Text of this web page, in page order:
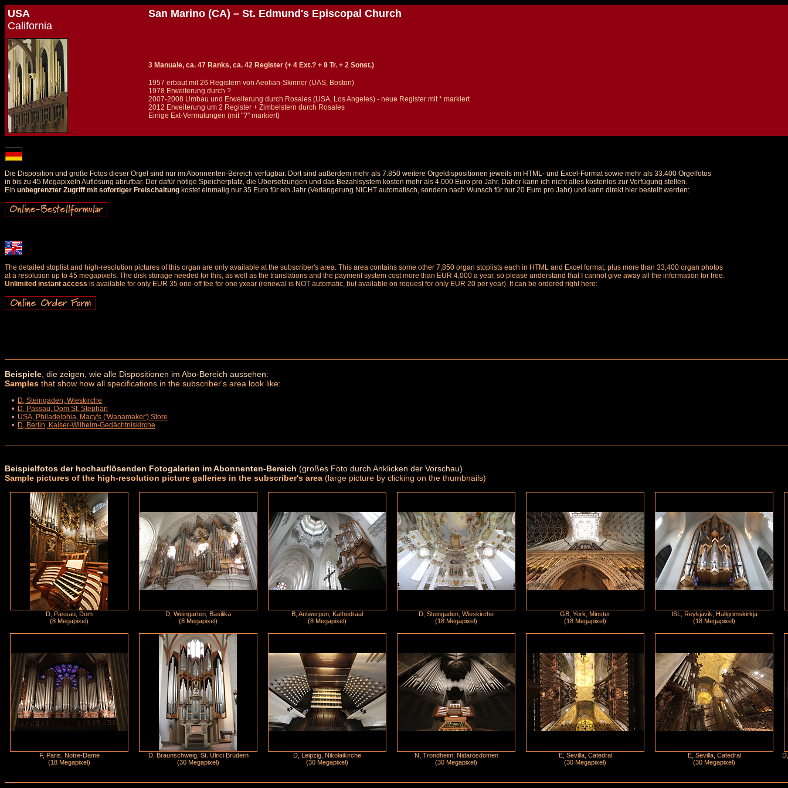
USA
California
San Marino (CA) – St. Edmund's Episcopal Church
3 Manuale, ca. 47 Ranks, ca. 42 Register (+ 4 Ext.? + 9 Tr. + 2 Sonst.)
1957 erbaut mit 26 Registern von Aeolian-Skinner (UAS, Boston)
1978 Erweiterung durch ?
2007-2008 Umbau und Erweiterung durch Rosales (USA, Los Angeles) - neue Register mit * markiert
2012 Erweiterung um 2 Register + Zimbelstern durch Rosales
Einige Ext-Vermutungen (mit "?" markiert)
Die Disposition und große Fotos dieser Orgel sind nur im Abonnenten-Bereich verfügbar. Dort sind außerdem mehr als 7.850 weitere Orgeldispositionen jeweils im HTML- und Excel-Format sowie mehr als 33.400 Orgelfotos
in bis zu 45 Megapixeln Auflösung abrufbar. Der dafür nötige Speicherplatz, die Übersetzungen und das Bezahlsystem kosten mehr als 4.000 Euro pro Jahr. Daher kann ich nicht alles kostenlos zur Verfügung stellen.
Ein unbegrenzter Zugriff mit sofortiger Freischaltung kostet einmalig nur 35 Euro für ein Jahr (Verlängerung NICHT automatisch, sondern nach Wunsch für nur 20 Euro pro Jahr) und kann direkt hier bestellt werden:
The detailed stoplist and high-resolution pictures of this organ are only available at the subscriber's area. This area contains some other 7,850 organ stoplists each in HTML and Excel format, plus more than 33,400 organ photos
at a resolution up to 45 megapixels. The disk storage needed for this, as well as the translations and the payment system cost more than EUR 4,000 a year, so please understand that I cannot give away all the information for free.
Unlimited instant access is available for only EUR 35 one-off fee for one yxear (renewal is NOT automatic, but available on request for only EUR 20 per year). It can be ordered right here:
Beispiele , die zeigen, wie alle Dispositionen im Abo-Bereich aussehen:
Samples that show how all specifications in the subscriber's area look like:
• D, Steingaden, Wieskirche
• D, Passau, Dom St. Stephan
• USA, Philadelphia, Macy's ('Wanamaker') Store
• D, Berlin, Kaiser-Wilhelm-Gedächtniskirche
Beispielfotos der hochauflösenden Fotogalerien im Abonnenten-Bereich (großes Foto durch Anklicken der Vorschau)
Sample pictures of the high-resolution picture galleries in the subscriber's area (large picture by clicking on the thumbnails)
D, Passau, Dom
(8 Megapixel)
D, Weingarten, Basilika
(8 Megapixel)
B, Antwerpen, Kathedraal
(8 Megapixel)
D, Steingaden, Wieskirche
(18 Megapixel)
GB, York, Minster
(18 Megapixel)
ISL, Reykjavik, Hallgrimskirkja
(18 Megapixel)
F, Paris, Notre-Dame
(18 Megapixel)
D, Braunschweig, St. Ulrici Brüdern
(30 Megapixel)
D, Leipzig, Nikolaikirche
(30 Megapixel)
N, Trondheim, Nidarosdomen
(30 Megapixel)
E, Sevilla, Catedral
(30 Megapixel)
E, Sevilla, Catedral
(30 Megapixel)